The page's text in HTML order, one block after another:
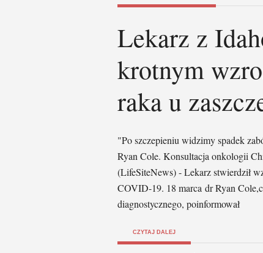
Lekarz z
krotnym
raka u
"Po szczepieniu widzimy spadek
Ryan Cole. Konsultacja onkologii
(LifeSiteNews) - Lekarz stwierdził
COVID-19. 18 marca dr Ryan
diagnostycznego, poinformował
CZYTAJ DALEJ